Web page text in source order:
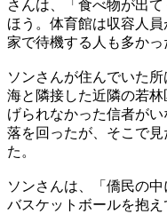
さんは、「食べ物が出
ほう。体育館は収容人
家で待機する人も多かっ
ソンさんが住んでいた
海と隣接した近隣の若
げられなかった信者が
落を回ったが、そこで
た。
ソンさんは、「僑民の
バスケットボールを抱